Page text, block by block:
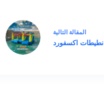
المقالة التالية
نطيطات اكسفورد